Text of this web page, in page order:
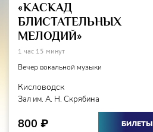
«КАСКАД
БЛИСТАТЕЛЬНЫХ
МЕЛОДИЙ»
1 час 15 минут
Вечер вокальной музыки
Кисловодск
Зал им. А. Н. Скрябина
800 ₽ БИЛЕТЫ